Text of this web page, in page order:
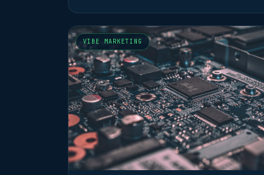
VIBE MARKETING